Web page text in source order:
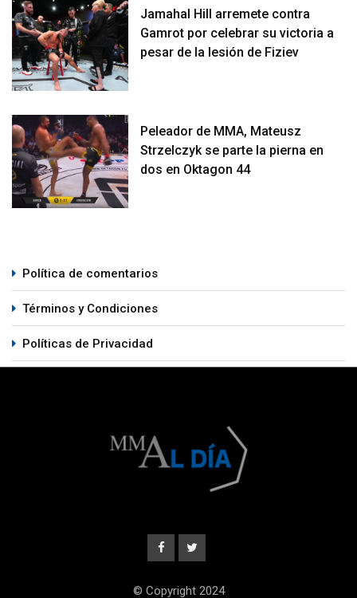
Jamahal Hill arremete contra
Gamrot por celebrar su victoria a
pesar de la lesión de Fiziev
Peleador de MMA, Mateusz
Strzelczyk se parte la pierna en
dos en Oktagon 44
Política de comentarios
Términos y Condiciones
Políticas de Privacidad
© Copyright 2024